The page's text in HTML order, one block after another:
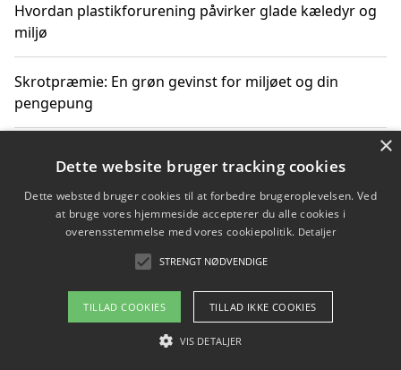
Hvordan plastikforurening påvirker glade kæledyr og
miljø
Skrotpræmie: En grøn gevinst for miljøet og din
pengepung
Hvordan blåfade med rist kan hjælpe med at reducere
plastik i havet
Spil kasinospil på et troværdigt online casino: Din
guide til sikker og sjov underholdning
Copyright 2026 - Pilanto Aps
Om / kontakt
×
Dette website bruger tracking cookies
Dette websted bruger cookies til at forbedre brugeroplevelsen. Ved
at bruge vores hjemmeside accepterer du alle cookies i
overensstemmelse med vores cookiepolitik. Detaljer
STRENGT NØDVENDIGE
TILLAD COOKIES TILLAD IKKE COOKIES
VIS DETALJER